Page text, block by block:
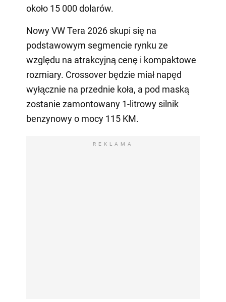
około 15 000 dolarów.
Nowy VW Tera 2026 skupi się na
podstawowym segmencie rynku ze
względu na atrakcyjną cenę i kompaktowe
rozmiary. Crossover będzie miał napęd
wyłącznie na przednie koła, a pod maską
zostanie zamontowany 1-litrowy silnik
benzynowy o mocy 115 KM.
REKLAMA